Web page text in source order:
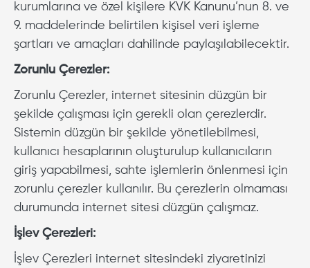
kurumlarına ve özel kişilere KVK Kanunu’nun 8. ve
9. maddelerinde belirtilen kişisel veri işleme
şartları ve amaçları dahilinde paylaşılabilecektir.
Zorunlu Çerezler:
Zorunlu Çerezler, internet sitesinin düzgün bir
şekilde çalışması için gerekli olan çerezlerdir.
Sistemin düzgün bir şekilde yönetilebilmesi,
kullanıcı hesaplarının oluşturulup kullanıcıların
giriş yapabilmesi, sahte işlemlerin önlenmesi için
zorunlu çerezler kullanılır. Bu çerezlerin olmaması
durumunda internet sitesi düzgün çalışmaz.
İşlev Çerezleri:
İşlev Çerezleri internet sitesindeki ziyaretinizi